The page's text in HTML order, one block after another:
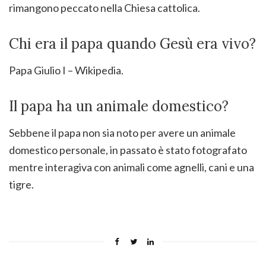
rimangono peccato nella Chiesa cattolica.
Chi era il papa quando Gesù era vivo?
Papa Giulio I – Wikipedia.
Il papa ha un animale domestico?
Sebbene il papa non sia noto per avere un animale
domestico personale, in passato è stato fotografato
mentre interagiva con animali come agnelli, cani e una
tigre.